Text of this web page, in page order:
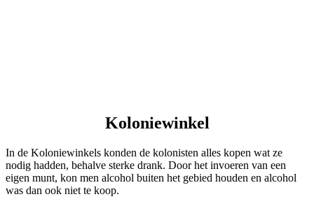
Koloniewinkel
In de Koloniewinkels konden de kolonisten alles kopen wat ze
nodig hadden, behalve sterke drank. Door het invoeren van een
eigen munt, kon men alcohol buiten het gebied houden en alcohol
was dan ook niet te koop.